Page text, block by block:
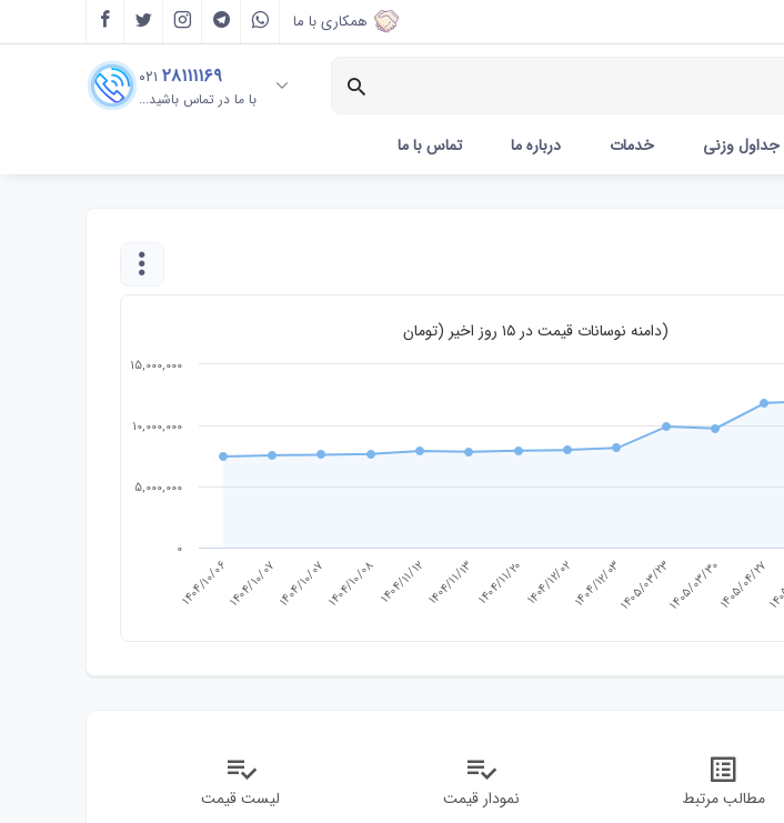
همکاری با ما
۰۲۱ ۲۸۱۱۱۱۶۹
با ما در تماس باشید...
جداول وزنی خدمات درباره ما تماس با ما
دامنه نوسانات قیمت در ۱۵ روز اخیر (تومان)
1404/10/061404/10/071404/10/071404/10/08 1404/11/121404/11/13 1404/11/20 1404/12/021404/12/031405/03/231405/03/301405/04/27
0
5,000,000
10,000,000
15,000,000
مطالب مرتبط نمودار قیمت لیست قیمت